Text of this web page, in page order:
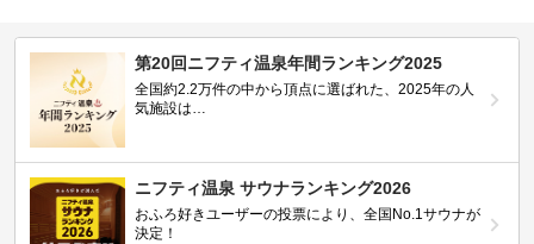
第20回ニフティ温泉年間ランキング2025
全国約2.2万件の中から頂点に選ばれた、2025年の人
気施設は…
ニフティ温泉 サウナランキング2026
おふろ好きユーザーの投票により、全国No.1サウナが
決定！